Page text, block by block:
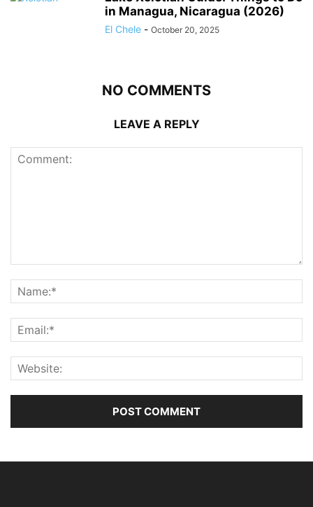
in Managua, Nicaragua (2026)
El Chele - October 20, 2025
NO COMMENTS
LEAVE A REPLY